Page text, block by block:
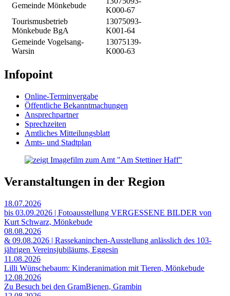
Gemeinde Mönkebude
K000-67
Tourismusbetrieb
Mönkebude BgA
13075093-
K001-64
Gemeinde Vogelsang-
Warsin
13075139-
K000-63
Infopoint
Online-Terminvergabe
Öffentliche Bekanntmachungen
Ansprechpartner
Sprechzeiten
Amtliches Mitteilungsblatt
Amts- und Stadtplan
Veranstaltungen in der Region
18.07.2026
bis 03.09.2026 | Fotoausstellung VERGESSENE BILDER von
Kurt Schwarz, Mönkebude
08.08.2026
& 09.08.2026 | Rassekaninchen-Ausstellung anlässlich des 103-
jährigen Vereinsjubiläums, Eggesin
11.08.2026
Lilli Wünschebaum: Kinderanimation mit Tieren, Mönkebude
12.08.2026
Zu Besuch bei den GramBienen, Grambin